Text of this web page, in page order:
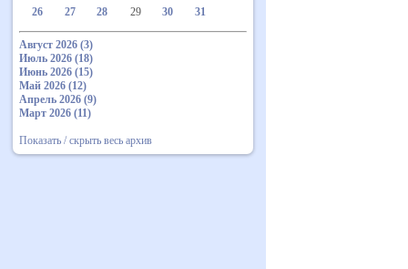
26
27 28 29 30 31
Август 2026 (3)
Июль 2026 (18)
Июнь 2026 (15)
Май 2026 (12)
Апрель 2026 (9)
Март 2026 (11)
Показать / скрыть весь архив